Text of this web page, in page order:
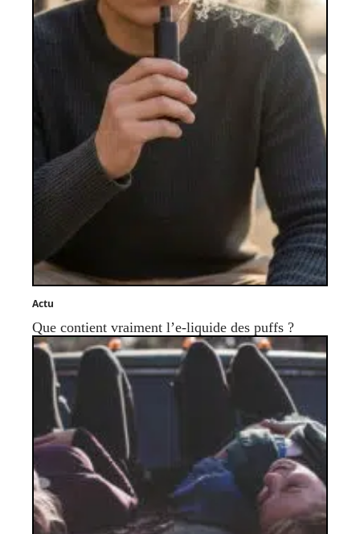
Actu
Que contient vraiment l’e-liquide des puffs ?